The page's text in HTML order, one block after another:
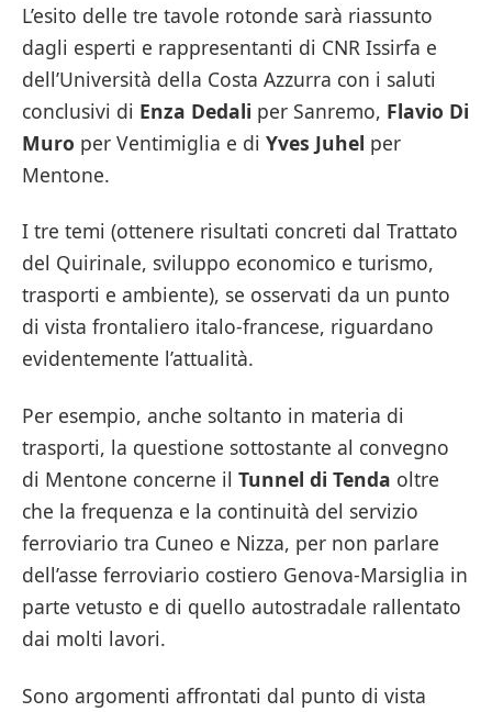
L’esito delle tre tavole rotonde sarà riassunto
dagli esperti e rappresentanti di CNR Issirfa e
dell’Università della Costa Azzurra con i saluti
conclusivi di Enza Dedali per Sanremo, Flavio Di
Muro per Ventimiglia e di Yves Juhel per
Mentone.
I tre temi (ottenere risultati concreti dal Trattato
del Quirinale, sviluppo economico e turismo,
trasporti e ambiente), se osservati da un punto
di vista frontaliero italo-francese, riguardano
evidentemente l’attualità.
Per esempio, anche soltanto in materia di
trasporti, la questione sottostante al convegno
di Mentone concerne il Tunnel di Tenda oltre
che la frequenza e la continuità del servizio
ferroviario tra Cuneo e Nizza, per non parlare
dell’asse ferroviario costiero Genova-Marsiglia in
parte vetusto e di quello autostradale rallentato
dai molti lavori.
Sono argomenti affrontati dal punto di vista